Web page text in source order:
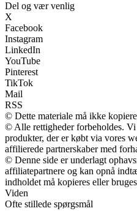
Del og vær venlig
X
Facebook
Instagram
LinkedIn
YouTube
Pinterest
TikTok
Mail
RSS
© Dette materiale må ikke
© Alle rettigheder forbeholdes. Vi
produkter, der er købt via vores
affilierede partnerskaber med
© Denne side er underlagt
affiliatepartnere og kan opnå
indholdet må kopieres eller
Viden
Ofte stillede spørgsmål